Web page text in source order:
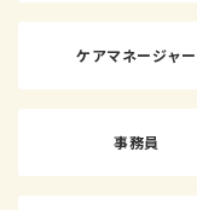
ケアマネージャー
事務員